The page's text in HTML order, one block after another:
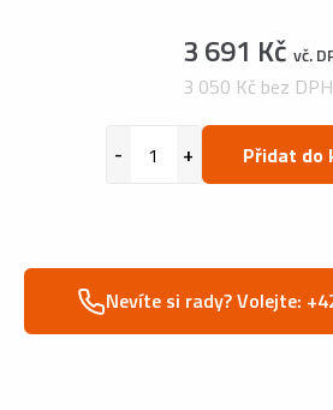
3 691 Kč vč.
3 050 Kč bez DPH
Přidat do
Nevíte si rady? Volejte: